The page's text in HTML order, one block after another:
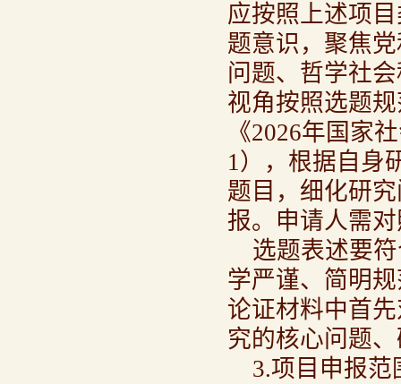
应按照上述项
题意识，聚焦
问题、哲学社
视角按照选题
《2026年国家
1），根据自身
题目，细化研
报。申请人需
选题表述要
学严谨、简明
论证材料中首
究的核心问题
3.项目申报范